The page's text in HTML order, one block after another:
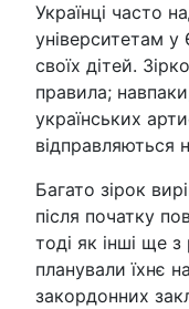
Українці часто
університетам
своїх дітей.
правила;
українських
відправляються
Багато зірок
після початку
тоді як інші ще
планували їхнє
закордонних